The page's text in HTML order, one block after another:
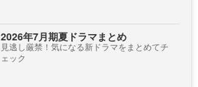
2026年7月期夏ドラマまとめ
見逃し厳禁！気になる新ドラマをまとめてチ
ェック